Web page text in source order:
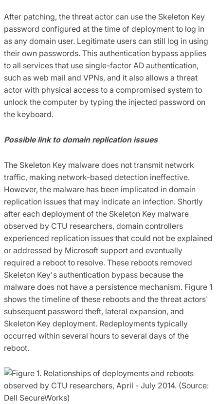
After patching, the threat actor can use the Skeleton Key
password configured at the time of deployment to log in
as any domain user. Legitimate users can still log in using
their own passwords. This authentication bypass applies
to all services that use single-factor AD authentication,
such as web mail and VPNs, and it also allows a threat
actor with physical access to a compromised system to
unlock the computer by typing the injected password on
the keyboard.
Possible link to domain replication issues
The Skeleton Key malware does not transmit network
traffic, making network-based detection ineffective.
However, the malware has been implicated in domain
replication issues that may indicate an infection. Shortly
after each deployment of the Skeleton Key malware
observed by CTU researchers, domain controllers
experienced replication issues that could not be explained
or addressed by Microsoft support and eventually
required a reboot to resolve. These reboots removed
Skeleton Key's authentication bypass because the
malware does not have a persistence mechanism. Figure 1
shows the timeline of these reboots and the threat actors'
subsequent password theft, lateral expansion, and
Skeleton Key deployment. Redeployments typically
occurred within several hours to several days of the
reboot.